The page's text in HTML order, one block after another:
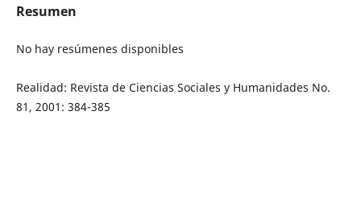
Resumen
No hay resúmenes disponibles
Realidad: Revista de Ciencias Sociales y Humanidades No.
81, 2001: 384-385